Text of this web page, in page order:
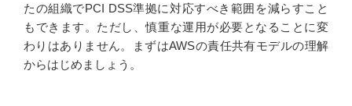
たの組織でPCI DSS準拠に対応すべき範囲を減らすこと
もできます。ただし、慎重な運用が必要となることに変
わりはありません。まずはAWSの責任共有モデルの理解
からはじめましょう。